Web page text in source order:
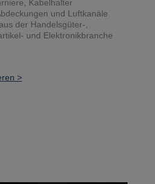
Kabelhalter
und Luftkanäle
der Handelsgüter-,
und Elektronikbranche
>